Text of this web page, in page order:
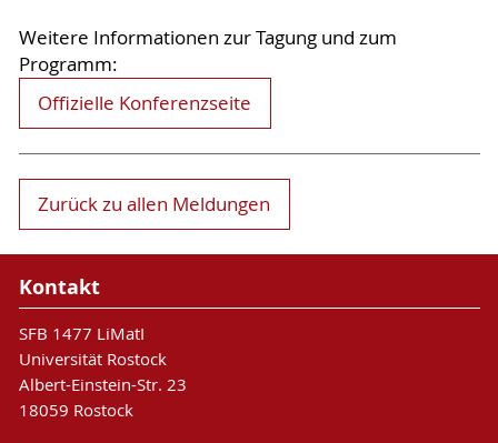
Weitere Informationen zur Tagung und zum
Programm:
Offizielle Konferenzseite
Zurück zu allen Meldungen
Kontakt
SFB 1477 LiMatI
Universität Rostock
Albert-Einstein-Str. 23
18059 Rostock